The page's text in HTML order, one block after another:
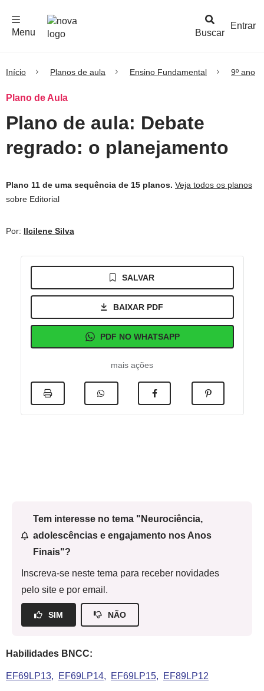
Buscar
Menu
Entrar
Início Planos de aula Ensino Fundamental 9º ano
Plano de Aula
Plano de aula: Debate
regrado: o planejamento
Plano 11 de uma sequência de 15 planos. Veja todos os planos
sobre Editorial
Por: Ilcilene Silva
SALVAR
BAIXAR PDF
PDF NO WHATSAPP
mais ações
Tem interesse no tema "Neurociência,
adolescências e engajamento nos Anos
Finais"?
Inscreva-se neste tema para receber novidades
pelo site e por email.
SIM NÃO
Habilidades BNCC:
EF69LP13 EF69LP14 EF69LP15 EF89LP12